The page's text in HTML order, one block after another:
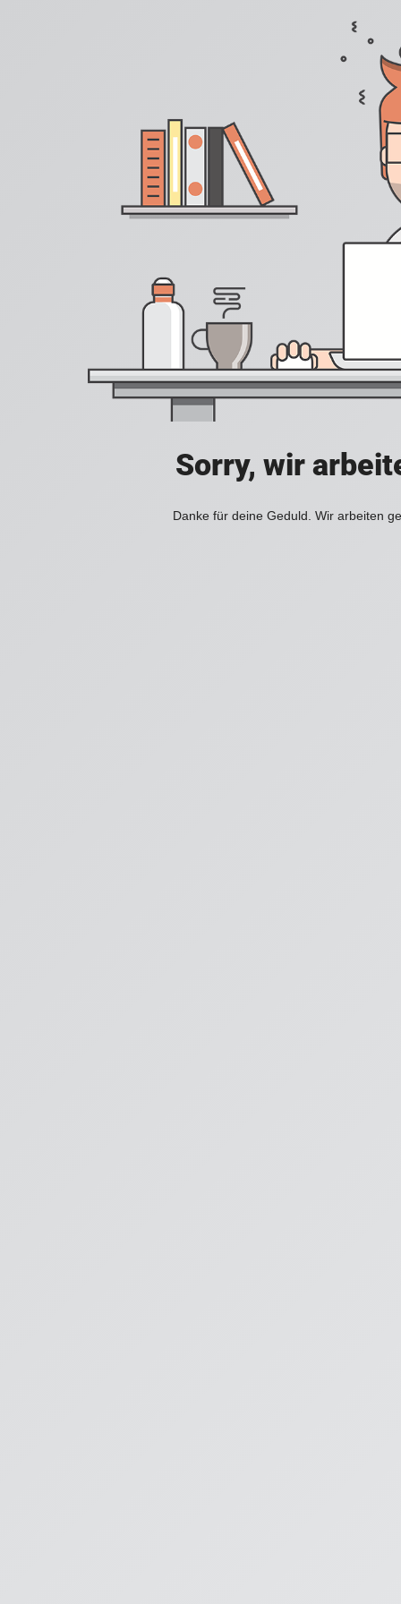
Sorry, wir
Danke für deine Geduld. Wir arbeiten